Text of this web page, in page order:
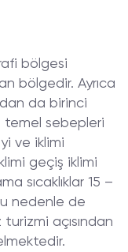
bölgesi
bölgedir. Ayrıca
da birinci
temel sebepleri
ve iklimi
geçiş iklimi
sıcaklıklar 15 –
nedenle de
açısından